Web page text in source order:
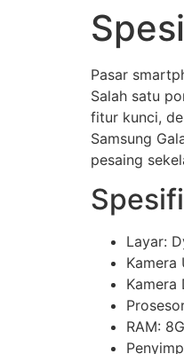
Pasar
Salah satu
fitur kunci,
Samsung
pesaing
Layar:
Kamera
Kamera
RAM: